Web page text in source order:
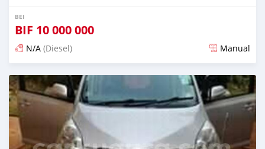
BEI
BIF 10 000 000
N/A (Diesel) Manual
Ilitangazwa karibia miaka 6 iliopita